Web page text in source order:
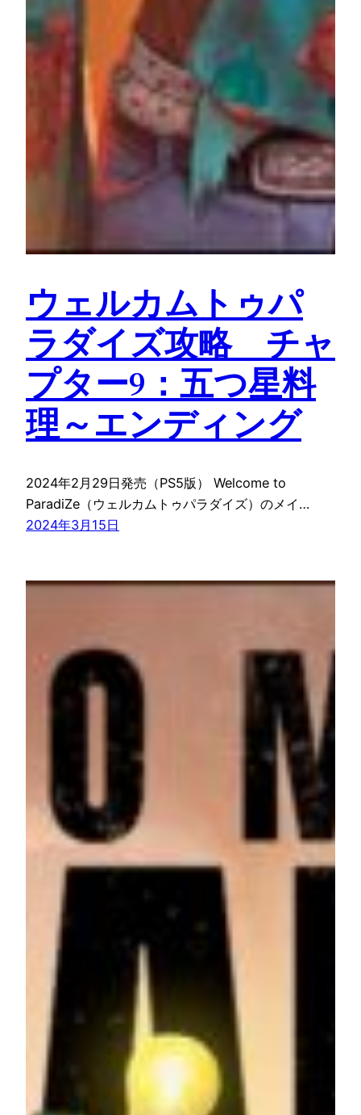
ウェルカムトゥパ
ラダイズ攻略 チャ
プター9：五つ星料
理～エンディング
2024年2月29日発売（PS5版） Welcome to
ParadiZe（ウェルカムトゥパラダイズ）のメイ…
2024年3月15日